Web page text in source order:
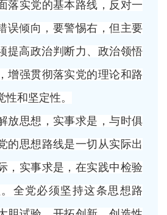
落实党的基本路线，反对一
误倾向，要警惕右，但主要
提高政治判断力、政治领悟
增强贯彻落实党的理论和路
和坚定性。
思想，实事求是，与时俱
的思想路线是一切从实际出
，实事求是，在实践中检验
全党必须坚持这条思想路